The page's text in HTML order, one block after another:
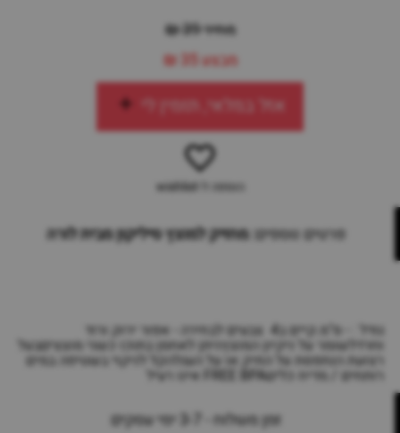
מחיר 39 ₪
מבצע
אזל במלאי, תזמין לי
הוספה ל-wishlist
פרטים נוספים:מחזיק למוצץ סיליקון מבית לורה
גודל : - ס"מ.קיים ב4 צבעים לבחירה - אפור ירוק ורוד
וחרדלשומר על ניקיון המוצץניתן לאחסן בתוכו כשני מוצציםבעל
רצועת הנתפסת על התיק או על העגלהקל לניקוי בשטיפה במים
רותחים / מדיח כליםFREE BPA אינו רעיל
זמן משלוח - 3-7 ימי עסקים